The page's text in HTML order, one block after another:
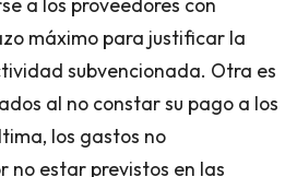
máximo para justificar la
subvencionada. Otra es
al no constar su pago a los
los gastos no
no estar previstos en las